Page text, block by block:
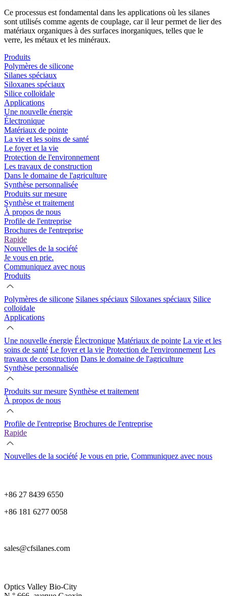
Ce processus est fondamental dans les applications où les silanes
sont utilisés comme agents de couplage, car il leur permet de lier des
matériaux organiques à des surfaces inorganiques, telles que le
verre, les métaux et les minéraux.
Produits
Polymères de silicone
Silanes spéciaux
Siloxanes spéciaux
Silice colloïdale
Applications
Une nouvelle énergie
Électronique
Matériaux de pointe
La vie et les soins de santé
Le foyer et la vie
Protection de l'environnement
Les travaux de construction
Dans le domaine de l'agriculture
Synthèse personnalisée
Produits sur mesure
Synthèse et traitement
À propos de nous
Profile de l'entreprise
Brochures de l'entreprise
Rapide
Nouvelles de la société
Je vous en prie.
Communiquez avec nous
Produits
Polymères de silicone Silanes spéciaux Siloxanes spéciaux Silice
colloïdale
Applications
Une nouvelle énergie Électronique Matériaux de pointe La vie et les
soins de santé Le foyer et la vie Protection de l'environnement Les
travaux de construction Dans le domaine de l'agriculture
Synthèse personnalisée
Produits sur mesure Synthèse et traitement
À propos de nous
Profile de l'entreprise Brochures de l'entreprise
Rapide
Nouvelles de la société Je vous en prie. Communiquez avec nous
+86 27 8439 6550
+86 181 6277 0058
sales@cfsilanes.com
Optics Valley Bio-City